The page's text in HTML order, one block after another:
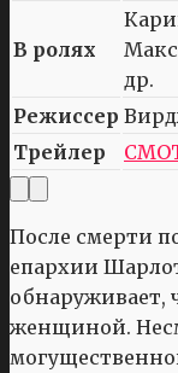
В ролях
др.
Режиссер
Трейлер
После смерти
епархии
обнаруживает,
женщиной.